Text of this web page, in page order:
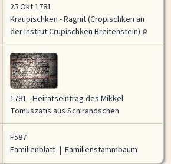
25 Okt 1781
Kraupischken - Ragnit (Cropischken an
der Instrut Crupischken Breitenstein)
1781 - Heiratseintrag des Mikkel
Tomuszatis aus Schirandschen
F587
Familienblatt | Familienstammbaum